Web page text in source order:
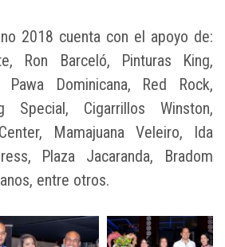
2018 cuenta con el apoyo de:
Ron Barceló, Pinturas King,
Dominicana, Red Rock,
Special, Cigarrillos Winston,
Mamajuana Veleiro, Ida
Plaza Jacaranda, Bradom
entre otros.